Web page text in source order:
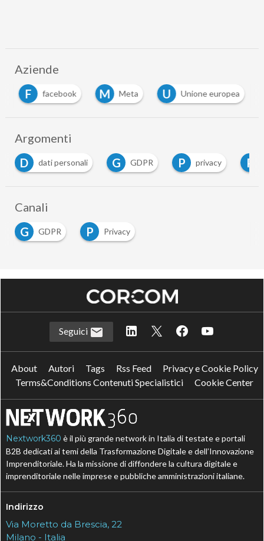
Aziende
F
facebook M Meta U Unione europea
Argomenti
D
dati personali G GDPR P privacy P
Canali
G
GDPR P Privacy
Seguici
About Autori Tags Rss Feed
Privacy e Cookie Policy
Terms&Conditions Contenuti Specialistici
Cookie Center
Nextwork360 è il più grande network in Italia di testate e portali
B2B dedicati ai temi della Trasformazione Digitale e dell’Innovazione
Imprenditoriale. Ha la missione di diffondere la cultura digitale e
imprenditoriale nelle imprese e pubbliche amministrazioni italiane.
Indirizzo
Via Moretto da Brescia, 22
Milano - Italia